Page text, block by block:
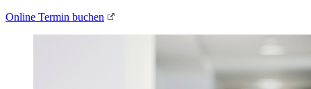
Online Termin buchen